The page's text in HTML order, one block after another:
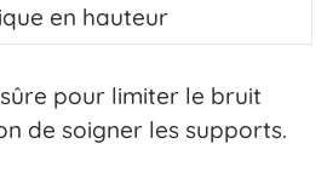
en hauteur
pour limiter le bruit
de soigner les supports.